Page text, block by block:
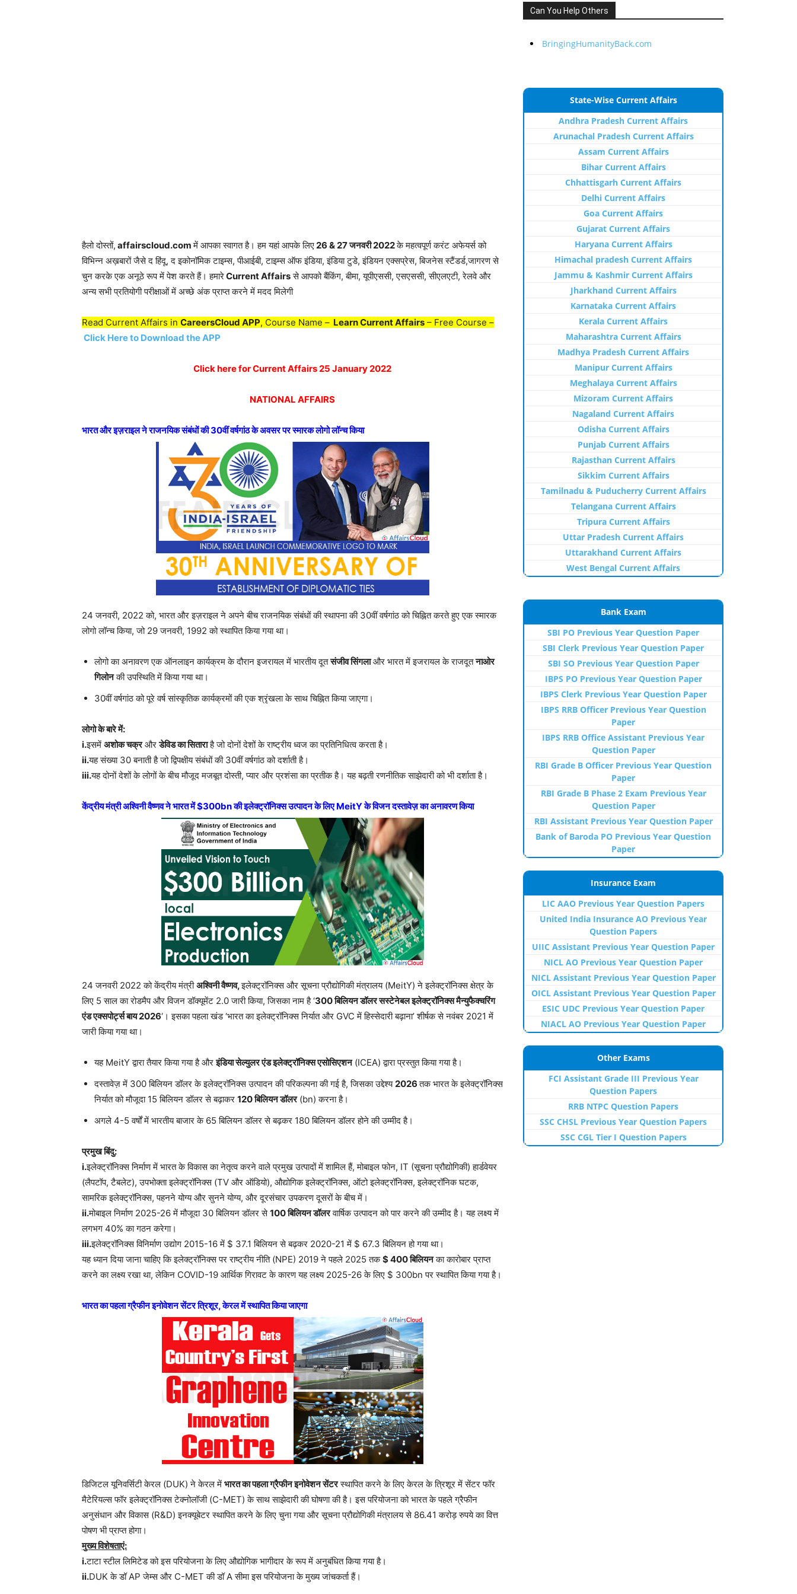
हैलो दोस्तों, affairscloud.comमें आपका स्वागत है। हम यहां आपके लिए26 & 27 जनवरी 2022के महत्वपूर्ण करंट अफेयर्स को
विभिन्न अख़बारों जैसे द हिंदू, द इकोनॉमिक टाइम्स, पीआईबी, टाइम्स ऑफ इंडिया, इंडिया टुडे, इंडियन एक्सप्रेस, बिजनेस स्टैंडर्ड,जागरण से
चुन करके एक अनूठे रूप में पेश करते हैं। हमारेCurrent Affairsसे आपको बैंकिंग, बीमा, यूपीएससी, एसएससी, सीएलएटी, रेलवे और
अन्य सभी प्रतियोगी परीक्षाओं में अच्छे अंक प्राप्त करने में मदद मिलेगी
Read Current Affairs in CareersCloud APP, Course Name – Learn Current Affairs – Free Course –
Click Here to Download the APP
Click here for Current Affairs 25 January 2022
NATIONAL AFFAIRS
भारत और इज़राइल ने राजनयिक संबंधों की 30वीं वर्षगांठ के अवसर पर स्मारक लोगो लॉन्च किया
24 जनवरी, 2022 को, भारत और इज़राइल ने अपने बीच राजनयिक संबंधों की स्थापना की 30वीं वर्षगांठ को चिह्नित करते हुए एक स्मारक
लोगो लॉन्च किया, जो 29 जनवरी, 1992 को स्थापित किया गया था।
लोगो का अनावरण एक ऑनलाइन कार्यक्रम के दौरान इजरायल में भारतीय दूतसंजीव सिंगलाऔर भारत में इजरायल के राजदूतनाओर
गिलोनकी उपस्थिति में किया गया था।
30वीं वर्षगांठ को पूरे वर्ष सांस्कृतिक कार्यक्रमों की एक श्रृंखला के साथ चिह्नित किया जाएगा।
लोगो के बारे में:
i.इसमें अशोक चक्रऔरडेविड का सिताराहै जो दोनों देशों के राष्ट्रीय ध्वज का प्रतिनिधित्व करता है।
ii.यह संख्या 30 बनाती है जो द्विपक्षीय संबंधों की 30वीं वर्षगांठ को दर्शाती है।
iii.यह दोनों देशों के लोगों के बीच मौजूद मजबूत दोस्ती, प्यार और प्रशंसा का प्रतीक है। यह बढ़ती रणनीतिक साझेदारी को भी दर्शाता है।
केंद्रीय मंत्री अश्विनी वैष्णव ने भारत में $300bn की इलेक्ट्रॉनिक्स उत्पादन के लिए MeitY के विजन दस्तावेज़ का अनावरण किया
24 जनवरी 2022 को केंद्रीय मंत्रीअश्विनी वैष्णव,इलेक्ट्रॉनिक्स और सूचना प्रौद्योगिकी मंत्रालय (MeitY) ने इलेक्ट्रॉनिक्स क्षेत्र के
लिए 5 साल का रोडमैप और विजन डॉक्यूमेंट 2.0 जारी किया, जिसका नाम है ‘300 बिलियन डॉलर सस्टेनेबल इलेक्ट्रॉनिक्स मैन्युफैक्चरिंग
एंड एक्सपोर्ट्स बाय 2026‘। इसका पहला खंड ‘भारत का इलेक्ट्रॉनिक्स निर्यात और GVC में हिस्सेदारी बढ़ाना’ शीर्षक से नवंबर 2021 में
जारी किया गया था।
यह MeitY द्वारा तैयार किया गया है औरइंडिया सेल्युलर एंड इलेक्ट्रॉनिक्स एसोसिएशन(ICEA) द्वारा प्रस्तुत किया गया है।
दस्तावेज़ में 300 बिलियन डॉलर के इलेक्ट्रॉनिक्स उत्पादन की परिकल्पना की गई है, जिसका उद्देश्य2026तक भारत के इलेक्ट्रॉनिक्स
निर्यात को मौजूदा 15 बिलियन डॉलर से बढ़ाकर 120 बिलियन डॉलर(bn) करना है।
अगले 4-5 वर्षों में भारतीय बाजार के 65 बिलियन डॉलर से बढ़कर 180 बिलियन डॉलर होने की उम्मीद है।
प्रमुख बिंदु:
i.इलेक्ट्रॉनिक्स निर्माण में भारत के विकास का नेतृत्व करने वाले प्रमुख उत्पादों में शामिल हैं, मोबाइल फोन, IT (सूचना प्रौद्योगिकी) हार्डवेयर
(लैपटॉप, टैबलेट), उपभोक्ता इलेक्ट्रॉनिक्स (TV और ऑडियो), औद्योगिक इलेक्ट्रॉनिक्स, ऑटो इलेक्ट्रॉनिक्स, इलेक्ट्रॉनिक घटक,
सामरिक इलेक्ट्रॉनिक्स, पहनने योग्य और सुनने योग्य, और दूरसंचार उपकरण दूसरों के बीच में।
ii.मोबाइल निर्माण 2025-26 में मौजूदा 30 बिलियन डॉलर से100 बिलियन डॉलरवार्षिक उत्पादन को पार करने की उम्मीद है। यह लक्ष्य में
लगभग 40% का गठन करेगा।
iii.इलेक्ट्रॉनिक्स विनिर्माण उद्योग 2015-16 में $ 37.1 बिलियन से बढ़कर 2020-21 में $ 67.3 बिलियन हो गया था।
यह ध्यान दिया जाना चाहिए कि इलेक्ट्रॉनिक्स पर राष्ट्रीय नीति (NPE) 2019 ने पहले 2025 तक$ 400 बिलियनका कारोबार प्राप्त
करने का लक्ष्य रखा था, लेकिन COVID-19 आर्थिक गिरावट के कारण यह लक्ष्य 2025-26 के लिए $ 300bn पर स्थापित किया गया है।
भारत का पहला ग्रैफीन इनोवेशन सेंटर त्रिशूर, केरल में स्थापित किया जाएगा
डिजिटल यूनिवर्सिटी केरल (DUK) ने केरल में भारत का पहला ग्रैफीन इनोवेशन सेंटरस्थापित करने के लिए केरल के त्रिशूर में सेंटर फॉर
मैटेरियल्स फॉर इलेक्ट्रॉनिक्स टेक्नोलॉजी (C-MET) के साथ साझेदारी की घोषणा की है। इस परियोजना को भारत के पहले ग्रैफीन
अनुसंधान और विकास (R&D) इनक्यूबेटर स्थापित करने के लिए चुना गया और सूचना प्रौद्योगिकी मंत्रालय से 86.41 करोड़ रुपये का वित्त
पोषण भी प्राप्त होगा।
मुख्य विशेषताएं:
i.टाटा स्टील लिमिटेड को इस परियोजना के लिए औद्योगिक भागीदार के रूप में अनुबंधित किया गया है।
ii.DUK के डॉ AP जेम्स और C-MET की डॉ A सीमा इस परियोजना के मुख्य जांचकर्ता हैं।
Can You Help Others
BringingHumanityBack.com
State-Wise Current Affairs
Andhra Pradesh Current Affairs
Arunachal Pradesh Current Affairs
Assam Current Affairs
Bihar Current Affairs
Chhattisgarh Current Affairs
Delhi Current Affairs
Goa Current Affairs
Gujarat Current Affairs
Haryana Current Affairs
Himachal pradesh Current Affairs
Jammu & Kashmir Current Affairs
Jharkhand Current Affairs
Karnataka Current Affairs
Kerala Current Affairs
Maharashtra Current Affairs
Madhya Pradesh Current Affairs
Manipur Current Affairs
Meghalaya Current Affairs
Mizoram Current Affairs
Nagaland Current Affairs
Odisha Current Affairs
Punjab Current Affairs
Rajasthan Current Affairs
Sikkim Current Affairs
Tamilnadu & Puducherry Current Affairs
Telangana Current Affairs
Tripura Current Affairs
Uttar Pradesh Current Affairs
Uttarakhand Current Affairs
West Bengal Current Affairs
Bank Exam
SBI PO Previous Year Question Paper
SBI Clerk Previous Year Question Paper
SBI SO Previous Year Question Paper
IBPS PO Previous Year Question Paper
IBPS Clerk Previous Year Question Paper
IBPS RRB Officer Previous Year Question
Paper
IBPS RRB Office Assistant Previous Year
Question Paper
RBI Grade B Officer Previous Year Question
Paper
RBI Grade B Phase 2 Exam Previous Year
Question Paper
RBI Assistant Previous Year Question Paper
Bank of Baroda PO Previous Year Question
Paper
Insurance Exam
LIC AAO Previous Year Question Papers
United India Insurance AO Previous Year
Question Papers
UIIC Assistant Previous Year Question Paper
NICL AO Previous Year Question Paper
NICL Assistant Previous Year Question Paper
OICL Assistant Previous Year Question Paper
ESIC UDC Previous Year Question Paper
NIACL AO Previous Year Question Paper
Other Exams
FCI Assistant Grade III Previous Year
Question Papers
RRB NTPC Question Papers
SSC CHSL Previous Year Question Papers
SSC CGL Tier I Question Papers